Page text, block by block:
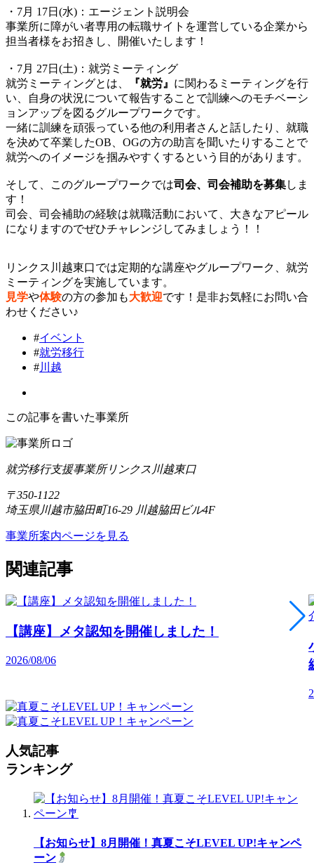
・7月 17日(水)：エージェント説明会
事業所に障がい者専用の転職サイトを運営している企業から
担当者様をお招きし、開催いたします！
・7月 27日(土)：就労ミーティング
就労ミーティングとは、
『就労』 に関わるミーティングを行
い、自身の状況について報告することで訓練へのモチベーシ
ョンアップを図るグループワークです。
一緒に訓練を頑張っている他の利用者さんと話したり、就職
を決めて卒業したOB、OGの方の助言を聞いたりすることで
就労へのイメージを掴みやすくするという目的があります。
そして、このグループワークでは司会、司会補助を募集しま
す！
司会、司会補助の経験は就職活動において、大きなアピール
になりますのでぜひチャレンジしてみましょう！！
リンクス川越東口では定期的な講座やグループワーク、就労
ミーティングを実施しています。
見学や体験の方の参加も大歓迎です！是非お気軽にお問い合
わせください♪
#イベント
#就労移行
#川越
この記事を書いた事業所
就労移行支援事業所リンクス川越東口
〒350-1122
埼玉県川越市脇田町16-29 川越脇田ビル4F
事業所案内ページを見る
関連記事
【講座】メタ認知を開催しました！
2026/08/06
人気記事
ランキング
【お知らせ】8月開催！真夏こそLEVEL UP!キャンペ
ーン